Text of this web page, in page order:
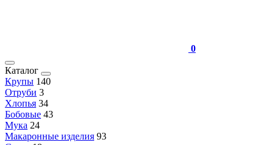
0
Каталог
Крупы 140
Отруби 3
Хлопья 34
Бобовые 43
Мука 24
Макаронные изделия 93